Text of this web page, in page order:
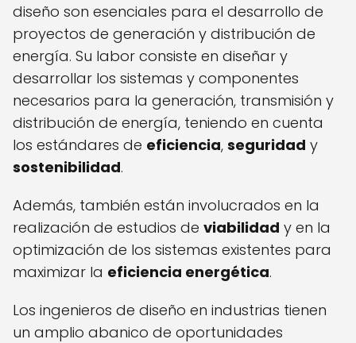
diseño son esenciales para el desarrollo de
proyectos de generación y distribución de
energía. Su labor consiste en diseñar y
desarrollar los sistemas y componentes
necesarios para la generación, transmisión y
distribución de energía, teniendo en cuenta
los estándares de eficiencia, seguridad y
sostenibilidad.
Además, también están involucrados en la
realización de estudios de viabilidad y en la
optimización de los sistemas existentes para
maximizar la eficiencia energética.
Los ingenieros de diseño en industrias tienen
un amplio abanico de oportunidades